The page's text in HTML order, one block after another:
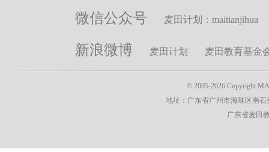
微信公众号 麦田计划：maitianjihua
新浪微博 麦田计划 麦田教育基金
© 2005-2026 Copyright
地址：广东省广州市海珠区南石
广东省麦田